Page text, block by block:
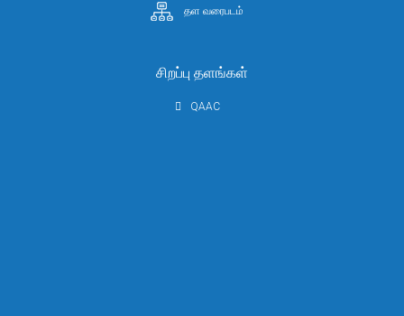
தள வரைபடம்
சிறப்பு தளங்கள்
QAAC